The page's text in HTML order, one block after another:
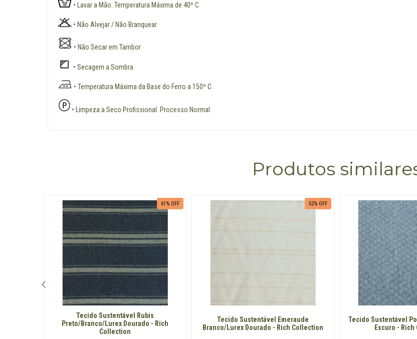
• Lavar a Mão. Temperatura Máxima de 40º C
• Não Alvejar / Não Branquear
• Não Secar em Tambor
• Secagem a Sombra
• Temperatura Máxima da Base do Ferro a 150º C
• Limpeza a Seco Profissional. Processo Normal.
Produtos
61 % OFF
Tecido Sustentável Rubis
Preto/Branco/Lurex Dourado - Rich
Collection
52% OFF
Tecido Sustentável Emeraude
Branco/Lurex Dourado - Rich Collection
Tecido Sustentável
Escuro -